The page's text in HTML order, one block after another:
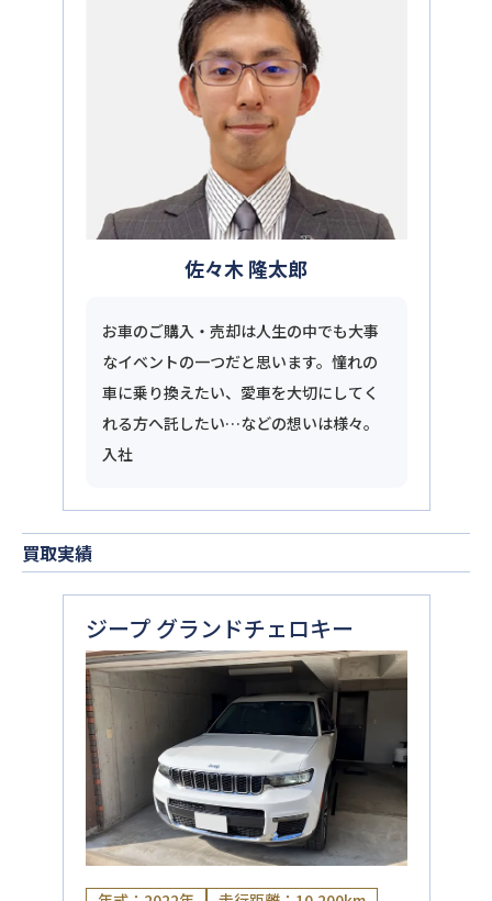
佐々木 隆太郎
お車のご購入・売却は人生の中でも大事
なイベントの一つだと思います。憧れの
車に乗り換えたい、愛車を大切にしてく
れる方へ託したい…などの想いは様々。
入社
買取実績
ジープ グランドチェロキー